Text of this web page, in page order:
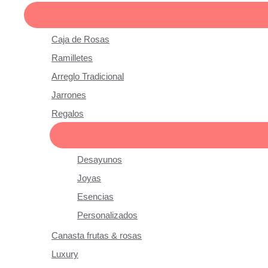
Caja de Rosas
Ramilletes
Arreglo Tradicional
Jarrones
Regalos
Desayunos
Joyas
Esencias
Personalizados
Canasta frutas & rosas
Luxury